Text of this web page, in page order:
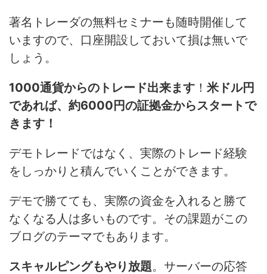
著名トレーダの無料セミナーも随時開催して
いますので、口座開設しておいて損は無いで
しょう。
1000通貨からのトレード出来ます ！ 米ドル円
であれば、約6000円の証拠金からスタートで
きます！
デモトレードではなく、実際のトレード経験
をしっかりと積んでいくことができます。
デモで勝てても、実際の資金を入れると勝て
なくなる人は多いものです。その課題がこの
ブログのテーマでもあります。
スキャルピングもやり放題。サーバーの応答